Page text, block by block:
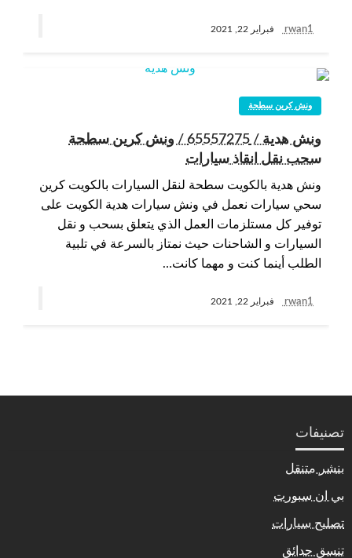
rwan1 فبراير 22, 2021
ونش كرين سطحة
ونش هدية / 65557275 / ونش كرين سطحة
سحب نقل انقاذ سيارات
ونش هدية بالكويت سطحة لنقل السيارات بالكويت كرين
سحي سيارات نعمل في ونش سيارات هدية الكويت على
توفير كل مستلزمات العمل الذي يتعلق بسحب و نقل
السيارات و الشاحنات حيث نمتاز بالسرعة في تلبية
الطلب أينما كنت و مهما كانت…
rwan1 فبراير 22, 2021
تصنيفات
بنشر متنقل
بي ان سبورت
تصليح سيارات
تنسق حدائق